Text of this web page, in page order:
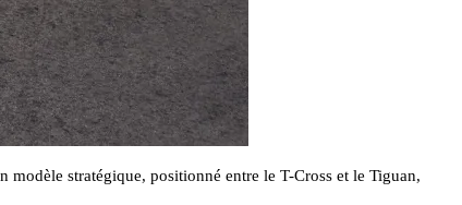
stratégique, positionné entre le T-Cross et le Tiguan,